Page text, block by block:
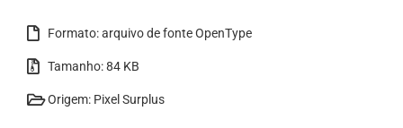
Formato: arquivo de fonte OpenType
Tamanho: 84 KB
Origem: Pixel Surplus